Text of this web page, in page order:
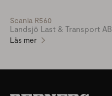
Scania R560
Landsjö Last & Transport AB
Läs mer